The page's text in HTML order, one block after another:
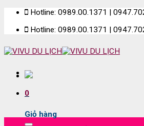
Skip
content
Hotline: 0989.00.1371 |
Hotline: 0989.00.1371 |
0
Giỏ hàng